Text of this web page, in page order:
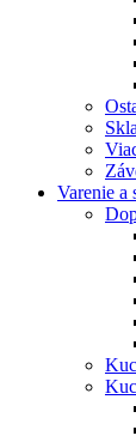
Varenie a